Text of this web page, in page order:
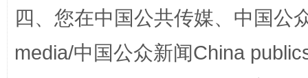
四、您在中国公共传媒、中国公
media/中国公众新闻China